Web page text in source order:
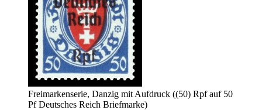
Freimarkenserie, Danzig mit Aufdruck ((50) Rpf auf 50
Pf Deutsches Reich Briefmarke)